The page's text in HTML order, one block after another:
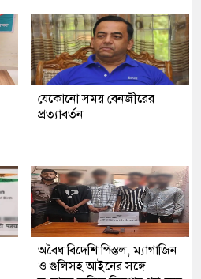
যেকোনো সময় বেনজীরের
প্রত্যাবর্তন
অবৈধ বিদেশি পিস্তল, ম্যাগাজিন
ও গুলিসহ আইনের সঙ্গে